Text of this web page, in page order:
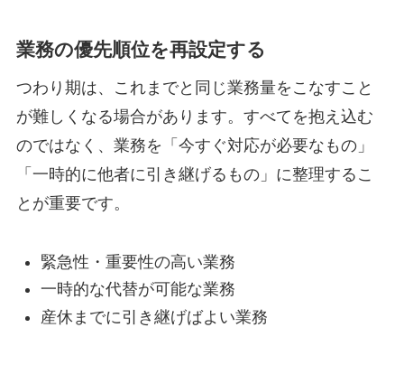
業務の優先順位を再設定する
つわり期は、これまでと同じ業務量をこなすこと
が難しくなる場合があります。すべてを抱え込む
のではなく、業務を「今すぐ対応が必要なもの」
「一時的に他者に引き継げるもの」に整理するこ
とが重要です。
緊急性・重要性の高い業務
一時的な代替が可能な業務
産休までに引き継げばよい業務